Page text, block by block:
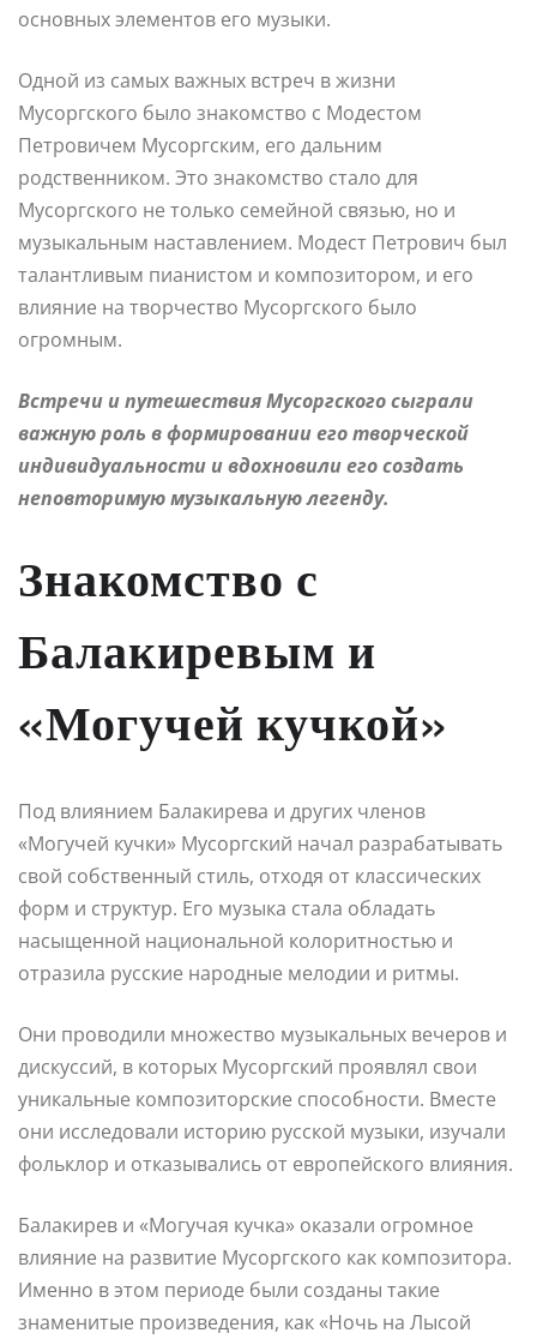
основных элементов его музыки.
Одной из самых важных встреч в жизни
Мусоргского было знакомство с Модестом
Петровичем Мусоргским, его дальним
родственником. Это знакомство стало для
Мусоргского не только семейной связью, но и
музыкальным наставлением. Модест Петрович был
талантливым пианистом и композитором, и его
влияние на творчество Мусоргского было
огромным.
Встречи и путешествия Мусоргского сыграли
важную роль в формировании его творческой
индивидуальности и вдохновили его создать
неповторимую музыкальную легенду.
Знакомство с
Балакиревым и
«Могучей кучкой»
Под влиянием Балакирева и других членов
«Могучей кучки» Мусоргский начал разрабатывать
свой собственный стиль, отходя от классических
форм и структур. Его музыка стала обладать
насыщенной национальной колоритностью и
отразила русские народные мелодии и ритмы.
Они проводили множество музыкальных вечеров и
дискуссий, в которых Мусоргский проявлял свои
уникальные композиторские способности. Вместе
они исследовали историю русской музыки, изучали
фольклор и отказывались от европейского влияния.
Балакирев и «Могучая кучка» оказали огромное
влияние на развитие Мусоргского как композитора.
Именно в этом периоде были созданы такие
знаменитые произведения, как «Ночь на Лысой